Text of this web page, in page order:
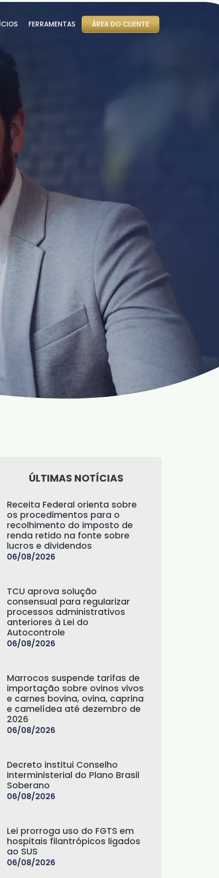
FERRAMENTAS ÁREA DO CLIENTE
ÚLTIMAS NOTÍCIAS
Receita Federal orienta sobre
os procedimentos para o
recolhimento do imposto de
renda retido na fonte sobre
lucros e dividendos
06/08/2026
TCU aprova solução
consensual para regularizar
processos administrativos
anteriores à Lei do
Autocontrole
06/08/2026
Marrocos suspende tarifas de
importação sobre ovinos vivos
e carnes bovina, ovina, caprina
e camelídea até dezembro de
2026
06/08/2026
Decreto institui Conselho
Interministerial do Plano Brasil
Soberano
06/08/2026
Lei prorroga uso do FGTS em
hospitais filantrópicos ligados
ao SUS
06/08/2026